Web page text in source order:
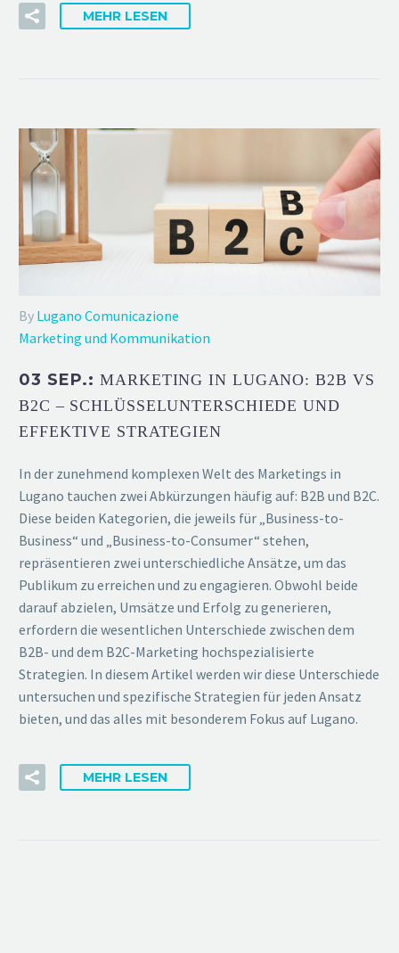
MEHR LESEN
By Lugano Comunicazione
Marketing und Kommunikation
03 SEP.:MARKETING IN LUGANO: B2B VS
B2C – SCHLÜSSELUNTERSCHIEDE UND
EFFEKTIVE STRATEGIEN
In der zunehmend komplexen Welt des Marketings in
Lugano tauchen zwei Abkürzungen häufig auf: B2B und B2C.
Diese beiden Kategorien, die jeweils für „Business-to-
Business“ und „Business-to-Consumer“ stehen,
repräsentieren zwei unterschiedliche Ansätze, um das
Publikum zu erreichen und zu engagieren. Obwohl beide
darauf abzielen, Umsätze und Erfolg zu generieren,
erfordern die wesentlichen Unterschiede zwischen dem
B2B- und dem B2C-Marketing hochspezialisierte
Strategien. In diesem Artikel werden wir diese Unterschiede
untersuchen und spezifische Strategien für jeden Ansatz
bieten, und das alles mit besonderem Fokus auf Lugano.
MEHR LESEN